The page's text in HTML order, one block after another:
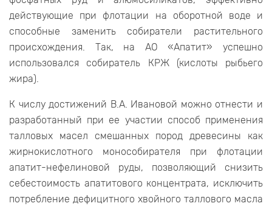
действующие при флотации на оборотной воде и
способные заменить собиратели растительного
происхождения. Так, на АО «Апатит» успешно
использовался собиратель КРЖ (кислоты рыбьего
жира).
К числу достижений В.А. Ивановой можно отнести и
разработанный при ее участии способ применения
талловых масел смешанных пород древесины как
жирнокислотного монособирателя при флотации
апатит-нефелиновой руды, позволяющий снизить
себестоимость апатитового концентрата, исключить
потребление дефицитного хвойного таллового масла